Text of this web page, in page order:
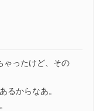
ゃったけど、その
るからなあ。